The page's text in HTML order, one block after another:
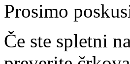
Prosimo
Če ste spletni